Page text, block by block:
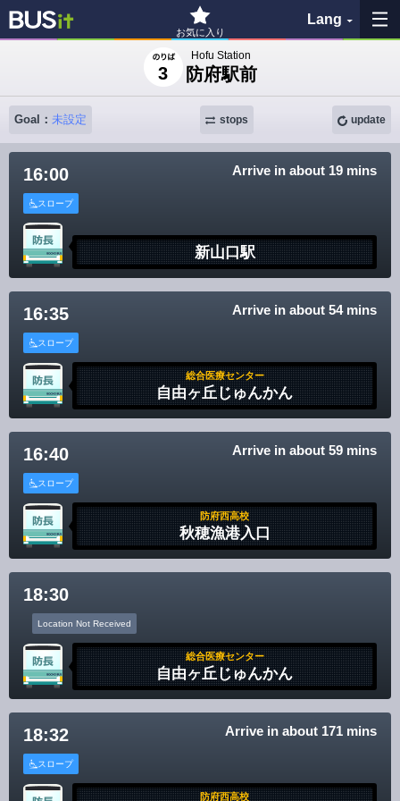
お気に入り
Lang
My Favorites
History
See the map
各バス会社リンク先
問題を報告
Disclaimer
3
Hofu Station
防府駅前
Goal： 未設定 update
stops
16:00 Arrive in about 19 mins
スロープ
新山口駅
16:35 Arrive in about 54 mins
スロープ
総合医療センター
自由ヶ丘じゅんかん
16:40 Arrive in about 59 mins
スロープ
防府西高校
秋穂漁港入口
18:30
Location Not Received
総合医療センター
自由ヶ丘じゅんかん
18:32 Arrive in about 171 mins
スロープ
防府西高校